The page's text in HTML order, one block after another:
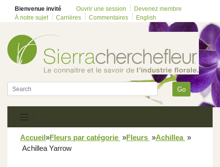
Bienvenue invité Ouvrir une session
Devenez membre
À notre sujet
Carrières Commentaires English
Go
Accueil»Fleurs par catégorie »Fleurs »Achillea »
Achillea Yarrow